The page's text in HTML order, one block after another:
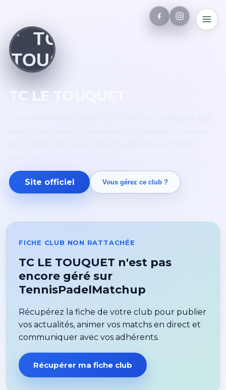
TC LE TOUQUET
Site officiel Vous gérez ce club ?
FICHE CLUB NON RATTACHÉE
TC LE TOUQUET n'est pas
encore géré sur
TennisPadelMatchup
Récupérez la fiche de votre club pour publier
vos actualités, animer vos matchs en direct et
communiquer avec vos adhérents.
Récupérer ma fiche club